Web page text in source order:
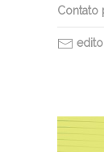
Contato